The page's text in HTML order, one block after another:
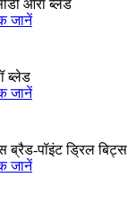
आरा ब्लेड
जानें
ब्लेड
जानें
ब्रैड-पॉइंट ड्रिल बिट्स
जानें